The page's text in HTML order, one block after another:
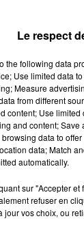
Limoges a
sont
terroriste".
en 2018
En
de
à quatre
Le respect
the following data
Use limited data
Measure
from different
content; Use
and content;
data to
data; Match
automatically.
sur "Accepter
refuser en
jour vos choix, ou